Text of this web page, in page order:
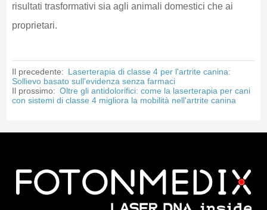
risultati trasformativi sia agli animali domestici che ai
proprietari.
Il precedente: Laserterapia di classe 4 per l'artrite canina:
Sollievo basato sull'evidenza senza farmaci
Il prossimo: Oltre gli antidolorifici: come la laserterapia per cani
con sistemi di classe 4 migliora la mobilità nell'artrite canina